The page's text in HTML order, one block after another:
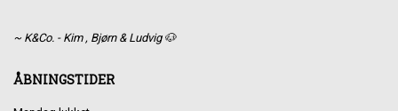
~ K&Co. - Kim , Bjørn & Ludvig 🐶
ÅBNINGSTIDER